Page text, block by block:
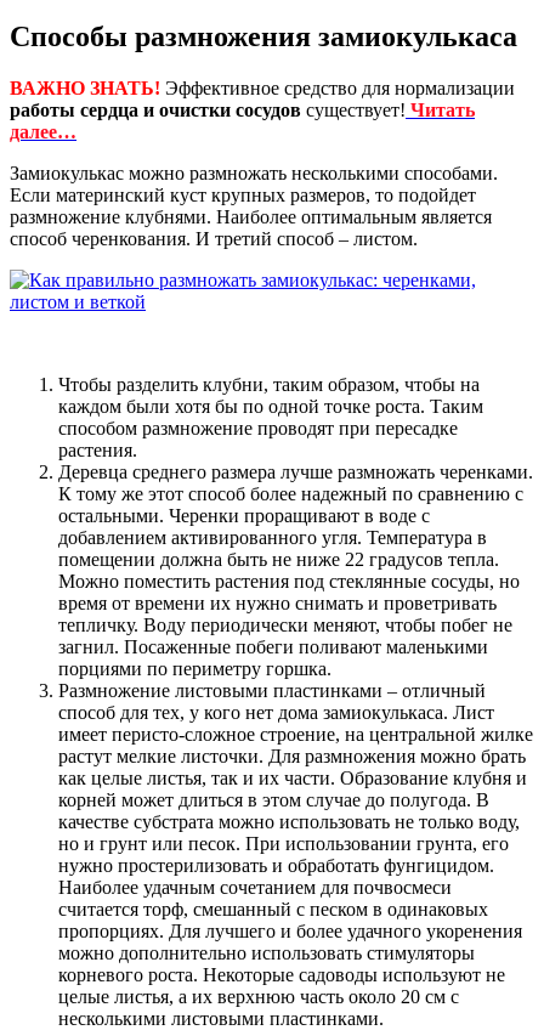
Способы размножения замиокулькаса
ВАЖНО ЗНАТЬ! Эффективное средство для нормализации
работы сердца и очистки сосудов существует! Читать
далее…
Замиокулькас можно размножать несколькими способами.
Если материнский куст крупных размеров, то подойдет
размножение клубнями. Наиболее оптимальным является
способ черенкования. И третий способ – листом.
Чтобы разделить клубни, таким образом, чтобы на
каждом были хотя бы по одной точке роста. Таким
способом размножение проводят при пересадке
растения.
Деревца среднего размера лучше размножать черенками.
К тому же этот способ более надежный по сравнению с
остальными. Черенки проращивают в воде с
добавлением активированного угля. Температура в
помещении должна быть не ниже 22 градусов тепла.
Можно поместить растения под стеклянные сосуды, но
время от времени их нужно снимать и проветривать
тепличку. Воду периодически меняют, чтобы побег не
загнил. Посаженные побеги поливают маленькими
порциями по периметру горшка.
Размножение листовыми пластинками – отличный
способ для тех, у кого нет дома замиокулькаса. Лист
имеет перисто-сложное строение, на центральной жилке
растут мелкие листочки. Для размножения можно брать
как целые листья, так и их части. Образование клубня и
корней может длиться в этом случае до полугода. В
качестве субстрата можно использовать не только воду,
но и грунт или песок. При использовании грунта, его
нужно простерилизовать и обработать фунгицидом.
Наиболее удачным сочетанием для почвосмеси
считается торф, смешанный с песком в одинаковых
пропорциях. Для лучшего и более удачного укоренения
можно дополнительно использовать стимуляторы
корневого роста. Некоторые садоводы используют не
целые листья, а их верхнюю часть около 20 см с
несколькими листовыми пластинками.